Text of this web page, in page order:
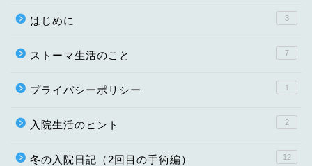
はじめに 3
ストーマ生活のこと 7
プライバシーポリシー 1
入院生活のヒント 2
冬の入院日記（2回目の手術編） 12